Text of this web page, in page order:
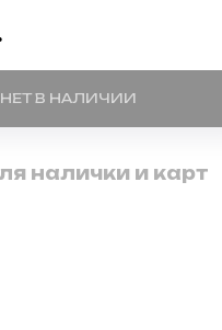
НЕТ В НАЛИЧИИ
налички и карт